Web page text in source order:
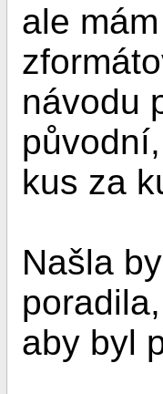
ale
návodu
kus za
Našla
aby byl